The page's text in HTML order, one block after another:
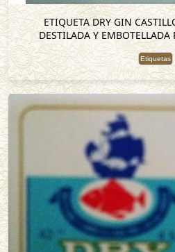
ETIQUETA DRY GIN
DESTILADA Y EMBOTELLADA
Etiquetas